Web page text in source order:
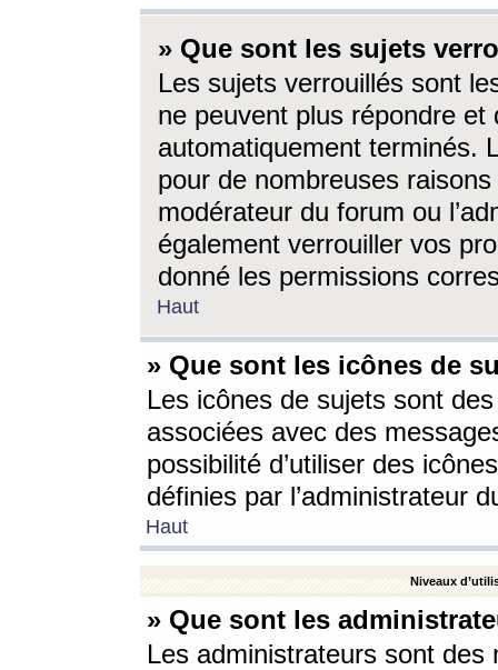
» Que sont les sujets
Les sujets verrouillés sont
ne peuvent plus répondre
automatiquement terminés.
pour de nombreuses
modérateur du forum ou
également verrouiller vos
donné les permissions
Haut
» Que sont les icônes de
Les icônes de sujets sont
associées avec des
possibilité d’utiliser des
définies par l’administrateur
Haut
Niveaux
» Que sont les
Les administrateurs sont